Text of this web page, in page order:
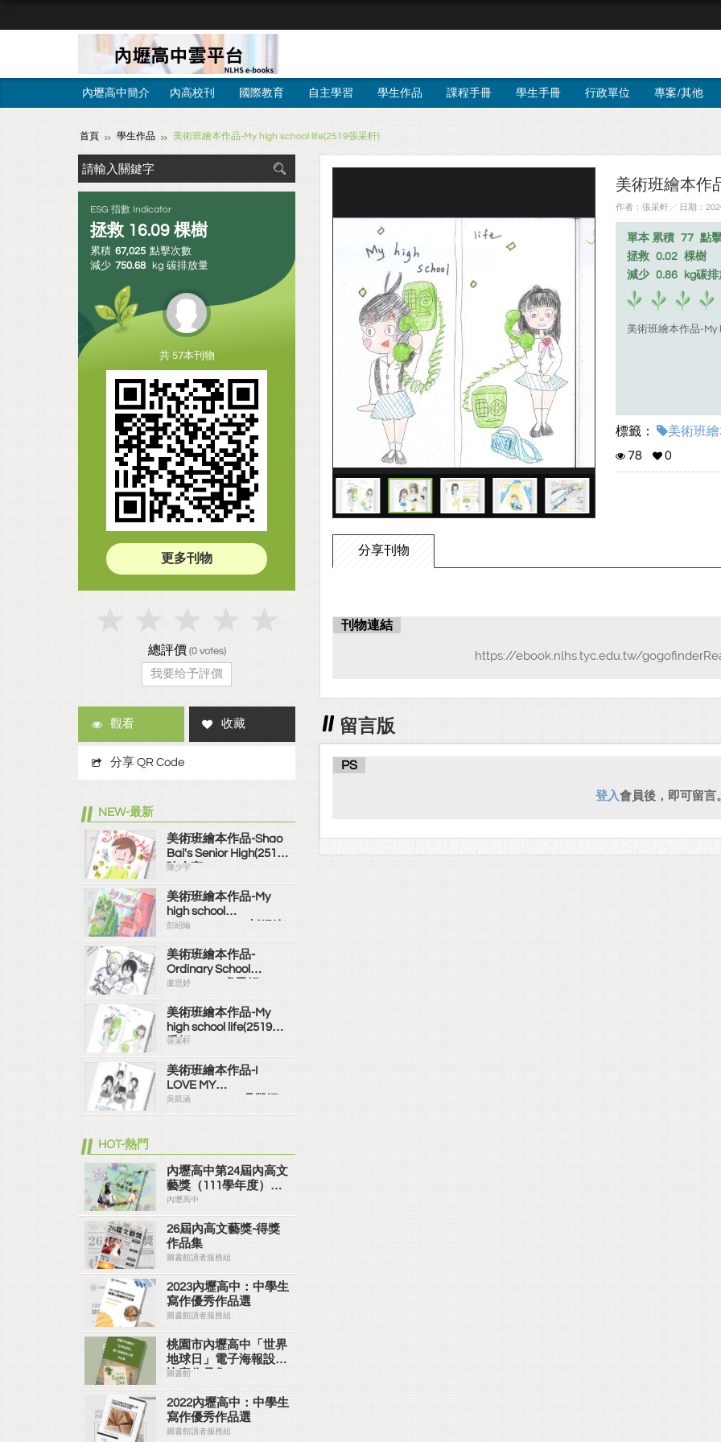
內壢高中簡介 內高校刊 國際教育 自主學習 學生作品 課程手冊 學生手冊 行政單位 專案/其他
首頁 學生作品 美術班繪本作品-My high school life(2519張采軒)
美術班繪本作
作者：張采軒╱ 日期：
單本 累積 77 點
拯救 0.02 棵樹
減少 0.86 kg碳
美術班繪本作品-My
標籤：
美術班繪
78
0
分享刊物
刊物連結
https://ebook.nlhs.tyc.edu.tw/
留言版
PS
登入會員後，即可留言
ESG 指數 Indicator
拯救 16.09 棵樹
累積 67,025 點擊次數
減少 750.68 kg 碳排放量
共 57本刊物
更多刊物
總評價 (0votes)
我要给予評價
觀看 收藏
分享 QR Code
NEW-最新
美術班繪本作品-Shao
Bai's Senior High(2519
陳少宇)
陳少宇
美術班繪本作品-My
high school
memories(2519彭紹綸)
彭紹綸
美術班繪本作品-
Ordinary School
Days(2519盧思妤)
盧思妤
美術班繪本作品-My
high school life(2519張
采軒)
張采軒
美術班繪本作品-I
LOVE MY
SCHOOL(2519吳凱涵)
吳凱涵
HOT-熱門
內壢高中第24屆內高文
藝獎（111學年度）
#ver2
內壢高中
26屆內高文藝獎-得獎
作品集
圖書館讀者服務組
2023內壢高中：中學生
寫作優秀作品選
圖書館讀者服務組
桃園市內壢高中「世界
地球日」電子海報設計
比賽作品集
圖書館
2022內壢高中：中學生
寫作優秀作品選
圖書館讀者服務組